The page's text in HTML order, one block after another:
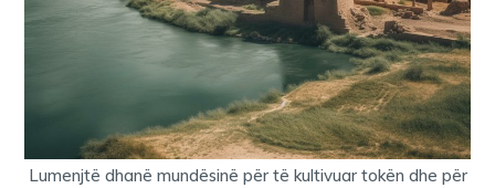
Lumenjtë dhanë mundësinë për të kultivuar tokën dhe për